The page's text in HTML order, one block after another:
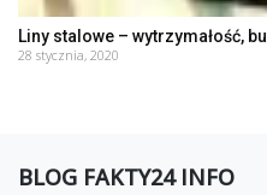
Liny stalowe – wytrzymałość,
28 stycznia, 2020
BLOG FAKTY24 INFO